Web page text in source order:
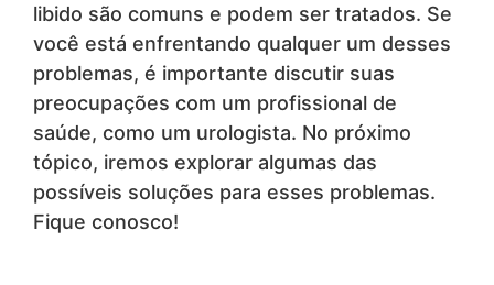
libido são comuns e podem ser tratados. Se
você está enfrentando qualquer um desses
problemas, é importante discutir suas
preocupações com um profissional de
saúde, como um urologista. No próximo
tópico, iremos explorar algumas das
possíveis soluções para esses problemas.
Fique conosco!